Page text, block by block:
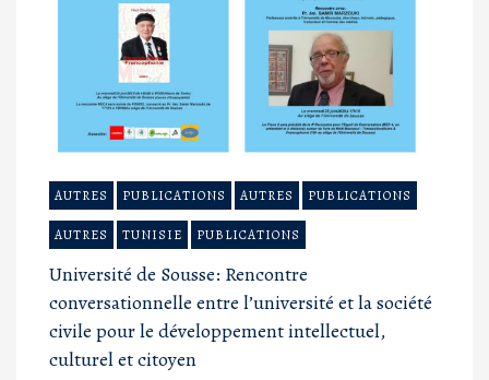
AUTRES PUBLICATIONS AUTRES PUBLICATIONS
AUTRES TUNISIE PUBLICATIONS
Université de Sousse: Rencontre
conversationnelle entre l’université et la société
civile pour le développement intellectuel,
culturel et citoyen